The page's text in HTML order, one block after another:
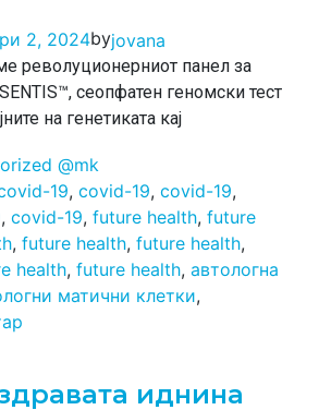
2, 2024byjovana
револуционерниот панел за
сеопфатен геномски тест
на генетиката кај
@mk
19, covid-19, covid-19,
, covid-19, future health, future
, future health, future health,
health, future health, автологна
матични клетки,
иднина